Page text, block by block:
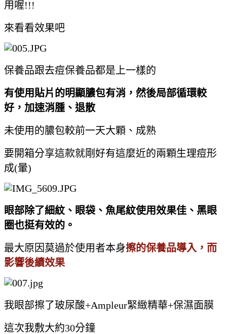
用喔!!!
來看看效果吧
保養品跟去痘保養品都是上一樣的
有使用貼片的明顯膿包有消，然後局部循環較
好，加速消腫、退散
未使用的膿包較前一天大顆、成熟
要開箱分享這款就剛好有這麼近的兩顆生理痘形
成(暈)
眼部除了細紋、眼袋、魚尾紋使用效果佳、黑眼
圈也挺有效的。
最大原因莫過於使用者本身擦的保養品導入，而
影響後續效果
我眼部擦了玻尿酸+Ampleur緊緻精華+保濕面膜
這次我敷大約30分鐘